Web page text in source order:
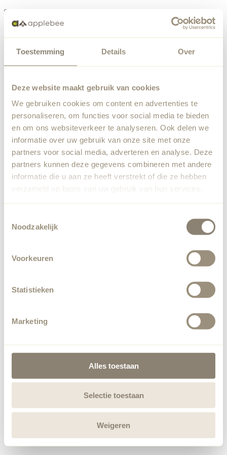
Toestemming Details Over
Deze website maakt gebruik van cookies
We gebruiken cookies om content en advertenties te
personaliseren, om functies voor social media te bieden
en om ons websiteverkeer te analyseren. Ook delen we
informatie over uw gebruik van onze site met onze
partners voor social media, adverteren en analyse. Deze
partners kunnen deze gegevens combineren met andere
informatie die u aan ze heeft verstrekt of die ze hebben
verzameld op basis van uw gebruik van hun services.
Noodzakelijk
Voorkeuren
Statistieken
Marketing
Alles toestaan
Selectie toestaan
Weigeren
Something went wrong
been notified.
Back to home